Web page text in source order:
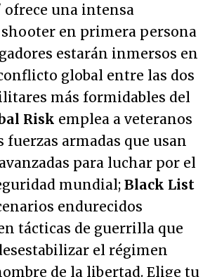
ofrece una intensa
en primera persona
estarán inmersos en
global entre las dos
más formidables del
Risk emplea a veteranos
fuerzas armadas que usan
para luchar por el
mundial; Black List
endurecidos
tácticas de guerrilla que
el régimen
de la libertad. Elige tu